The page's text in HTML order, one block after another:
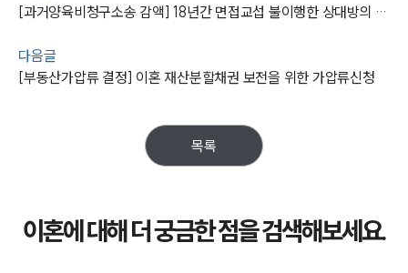
이혼 주요 업무사례
법률지식인
이혼소송·상담후기
업무
[과거양육비청구소송 감액] 18년간 면접교섭 불이행한 상대방의 청구액 5,000만 원 감액
다음글
[부동산가압류 결정] 이혼 재산분할채권 보전을 위한 가압류신청
목록
이혼에 대해 더 궁금한 점을 검색해보세요.